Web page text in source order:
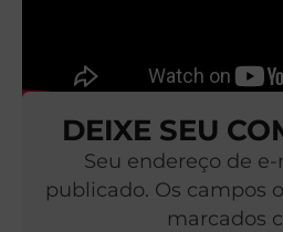
DEIXE SEU
Seu endereço de
publicado. Os campos
marcados